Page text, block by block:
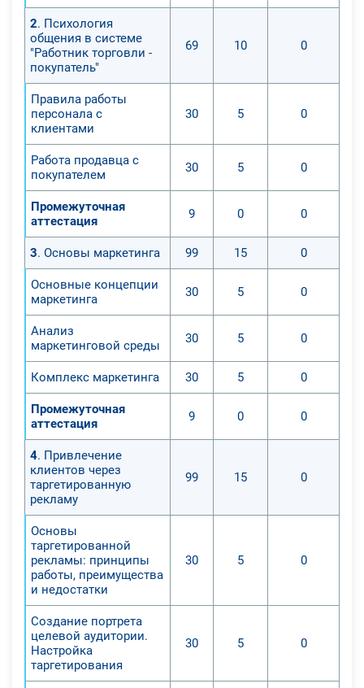
2. Психология
общения в системе
"Работник торговли -
покупатель"
69 10 0
Правила работы
персонала с
клиентами
30 5 0
Работа продавца с
покупателем
30 5 0
Промежуточная
аттестация
9 0 0
3. Основы маркетинга 99 15 0
Основные концепции
маркетинга
30 5 0
Анализ
маркетинговой среды
30 5 0
Комплекс маркетинга 30 5 0
Промежуточная
аттестация
9 0 0
4. Привлечение
клиентов через
таргетированную
рекламу
99 15 0
Основы
таргетированной
рекламы: принципы
работы, преимущества
и недостатки
30 5 0
Создание портрета
целевой аудитории.
Настройка
таргетирования
30 5 0